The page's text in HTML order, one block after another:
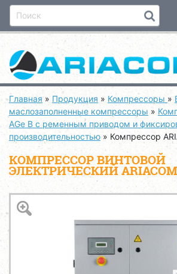
Главная » Продукция » Компрессоры »
маслозаполненные компрессоры »
AGe B с ременным приводом и
производительностью » Компрессор
КОМПРЕССОР ВИНТОВОЙ
ЭЛЕКТРИЧЕСКИЙ ARIACOM